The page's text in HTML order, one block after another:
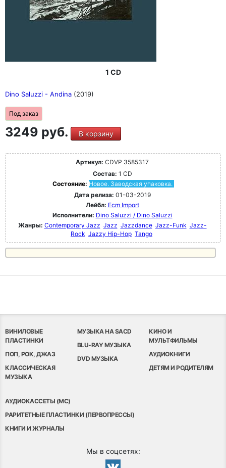
1 CD
Dino Saluzzi - Andina (2019)
Под заказ
3249 руб. В корзину
Артикул: CDVP 3585317
Состав: 1 CD
Состояние: Новое. Заводская упаковка.
Дата релиза: 01-03-2019
Лейбл: Ecm Import
Исполнители: Dino Saluzzi / Dino Saluzzi
Жанры: Contemporary Jazz Jazz Jazzdance Jazz-Funk Jazz-
Rock Jazzy Hip-Hop Tango
ВИНИЛОВЫЕ
ПЛАСТИНКИ
ПОП, РОК, ДЖАЗ
КЛАССИЧЕСКАЯ
МУЗЫКА
МУЗЫКА НА SACD
BLU-RAY МУЗЫКА
DVD МУЗЫКА
КИНО И
МУЛЬТФИЛЬМЫ
АУДИОКНИГИ
ДЕТЯМ И РОДИТЕЛЯМ
АУДИОКАССЕТЫ (MC)
РАРИТЕТНЫЕ ПЛАСТИНКИ (ПЕРВОПРЕССЫ)
КНИГИ И ЖУРНАЛЫ
Мы в соцсетях: